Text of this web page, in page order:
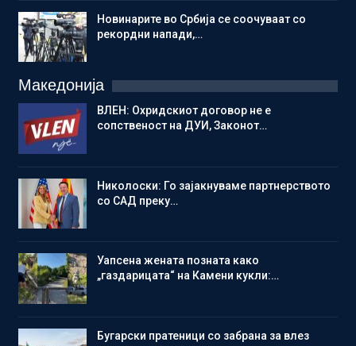
Новинарите во Србија се соочуваат со
рекордни напади,…
Македонија
ВЛЕН: Охридскиот договор не е
сопственост на ДУИ, Законот…
Николоски: Го зајакнуваме партнерството
со САД преку…
Уапсена жената позната како
„газдарицата“ на Камени кукли:…
Бугарски пратеници со забрана за влез